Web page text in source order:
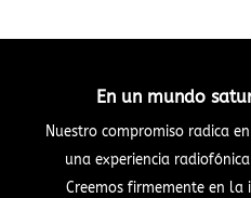
En un mundo
Nuestro compromiso radica
una experiencia
Creemos firmemente en